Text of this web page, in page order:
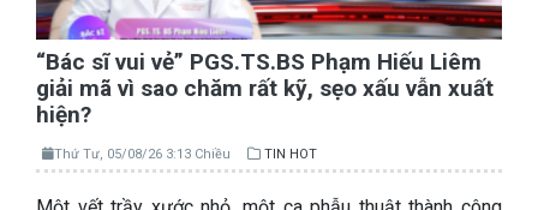
“Bác sĩ vui vẻ” PGS.TS.BS Phạm Hiếu Liêm
giải mã vì sao chăm rất kỹ, sẹo xấu vẫn xuất
hiện?
Thứ Tư, 05/08/26 3:13 Chiều TIN HOT